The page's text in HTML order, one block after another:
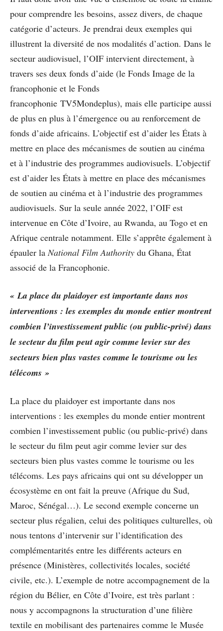
pour comprendre les besoins, assez divers, de chaque
catégorie d’acteurs. Je prendrai deux exemples qui
illustrent la diversité de nos modalités d’action. Dans le
secteur audiovisuel, l’OIF intervient directement, à
travers ses deux fonds d’aide (le Fonds Image de la
francophonie et le Fonds
francophonie TV5Mondeplus), mais elle participe aussi
de plus en plus à l’émergence ou au renforcement de
fonds d’aide africains. L’objectif est d’aider les États à
mettre en place des mécanismes de soutien au cinéma
et à l’industrie des programmes audiovisuels. L’objectif
est d’aider les États à mettre en place des mécanismes
de soutien au cinéma et à l’industrie des programmes
audiovisuels. Sur la seule année 2022, l’OIF est
intervenue en Côte d’Ivoire, au Rwanda, au Togo et en
Afrique centrale notamment. Elle s’apprête également à
épauler la National Film Authority du Ghana, État
associé de la Francophonie.
« La place du plaidoyer est importante dans nos
interventions : les exemples du monde entier montrent
combien l’investissement public (ou public-privé) dans
le secteur du film peut agir comme levier sur des
secteurs bien plus vastes comme le tourisme ou les
télécoms »
La place du plaidoyer est importante dans nos
interventions : les exemples du monde entier montrent
combien l’investissement public (ou public-privé) dans
le secteur du film peut agir comme levier sur des
secteurs bien plus vastes comme le tourisme ou les
télécoms. Les pays africains qui ont su développer un
écosystème en ont fait la preuve (Afrique du Sud,
Maroc, Sénégal…). Le second exemple concerne un
secteur plus régalien, celui des politiques culturelles, où
nous tentons d’intervenir sur l’identification des
complémentarités entre les différents acteurs en
présence (Ministères, collectivités locales, société
civile, etc.). L’exemple de notre accompagnement de la
région du Bélier, en Côte d’Ivoire, est très parlant :
nous y accompagnons la structuration d’une filière
textile en mobilisant des partenaires comme le Musée